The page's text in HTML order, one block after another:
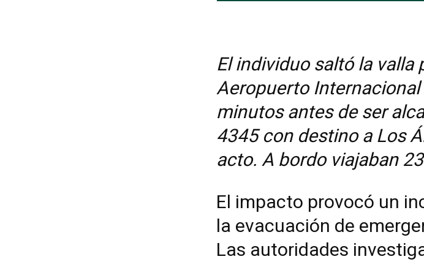
El individuo saltó la valla
Aeropuerto Internacional
minutos antes de ser
4345 con destino a Los
acto. A bordo viajaban
El impacto provocó un
la evacuación de
Las autoridades